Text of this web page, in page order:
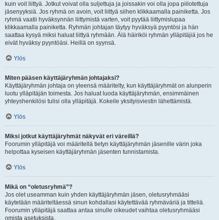
kuin voit liittyä. Jotkut voivat olla suljettuja ja joissakin voi olla jopa piilotettuja
jäsenyyksiä. Jos ryhmä on avoin, voit liittyä siihen klikkaamalla painiketta. Jos
ryhmä vaatii hyväksynnän liittymistä varten, voit pyytää liittymislupaa
klikkaamalla painiketta. Ryhmän johtajan täytyy hyväksyä pyyntösi ja hän
saattaa kysyä miksi haluat liittyä ryhmään. Älä häiriköi ryhmän ylläpitäjiä jos he
eivät hyväksy pyyntöäsi. Heillä on syynsä.
Ylös
Miten pääsen käyttäjäryhmän johtajaksi?
Käyttäjäryhmän johtaja on yleensä määritelty, kun käyttäjäryhmät on alunperin
luotu ylläpitäjän toimesta. Jos haluat luoda käyttäjäryhmän, ensimmäinen
yhteyshenkilösi tulisi olla ylläpitäjä. Kokeile yksityisviestin lähettämistä.
Ylös
Miksi jotkut käyttäjäryhmät näkyvät eri väreillä?
Foorumin ylläpitäjä voi määritellä tietyn käyttäjäryhmän jäsenille värin joka
helpottaa kyseisen käyttäjäryhmän jäsenten tunnistamista.
Ylös
Mikä on “oletusryhmä”?
Jos olet useamman kuin yhden käyttäjäryhmän jäsen, oletusryhmääsi
käytetään määriteltäessä sinun kohdallasi käytettävää ryhmäväriä ja titteliä.
Foorumin ylläpitäjä saattaa antaa sinulle oikeudet vaihtaa oletusryhmääsi
omista asetuksista.